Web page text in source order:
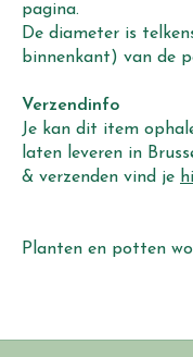
pagina.
De diameter is
binnenkant) van de
Verzendinfo
Je kan dit item
laten leveren in
& verzenden vind je
Planten en potten